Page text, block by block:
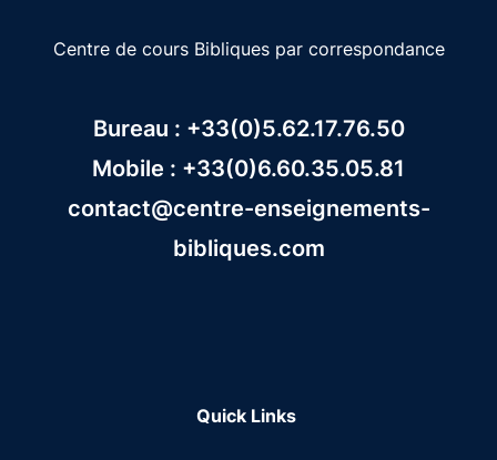
Centre de cours Bibliques par correspondance
Bureau : +33(0)5.62.17.76.50
Mobile : +33(0)6.60.35.05.81
contact@centre-enseignements-
bibliques.com
Quick Links